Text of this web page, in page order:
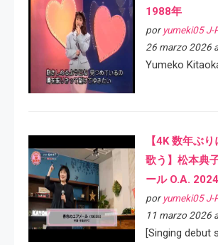
1988年
por yumeki05 J-
26 marzo 2026
Yumeko
【4K 数年ぶ
歌う】松本典
ール O.A.
por yumeki05 J-
11 marzo 2026
[Singing debut